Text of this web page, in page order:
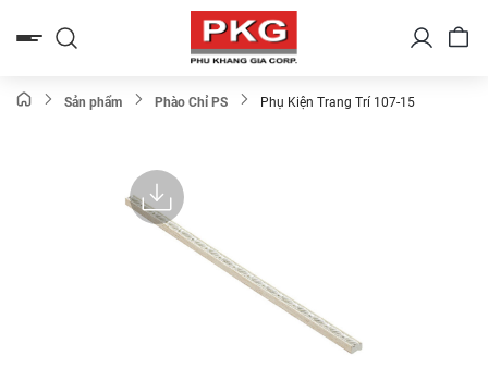
qua
Sản phẩm Phào Chỉ PS Phụ Kiện Trang Trí 107-15